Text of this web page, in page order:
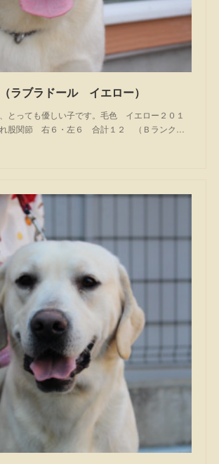
ブラドール イエロー）
とっても優しい子です。毛色 イエロー２０１
れ股関節 右６・左６ 合計１２ （Ｂランク…